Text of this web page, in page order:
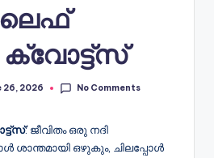
ക്വോട്ട്സ്
26, 2026 No Comments
: ജീവിതം ഒരു നദി
ശാന്തമായി ഒഴുകും, ചിലപ്പോൾ